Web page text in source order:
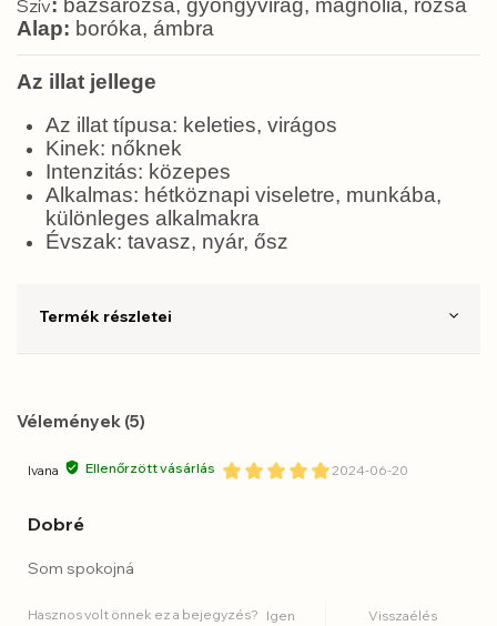
Szív: bazsarózsa, gyöngyvirág, magnólia, rózsa
Alap: boróka, ámbra
Az illat jellege
Az illat típusa: keleties, virágos
Kinek: nőknek
Intenzitás: közepes
Alkalmas: hétköznapi viseletre, munkába,
különleges alkalmakra
Évszak: tavasz, nyár, ősz
Termék részletei
Vélemények (5)
Ivana Ellenőrzött vásárlás 2024-06-20
Dobré
Som spokojná
Hasznos volt önnek ez a bejegyzés? Igen
Visszaélés